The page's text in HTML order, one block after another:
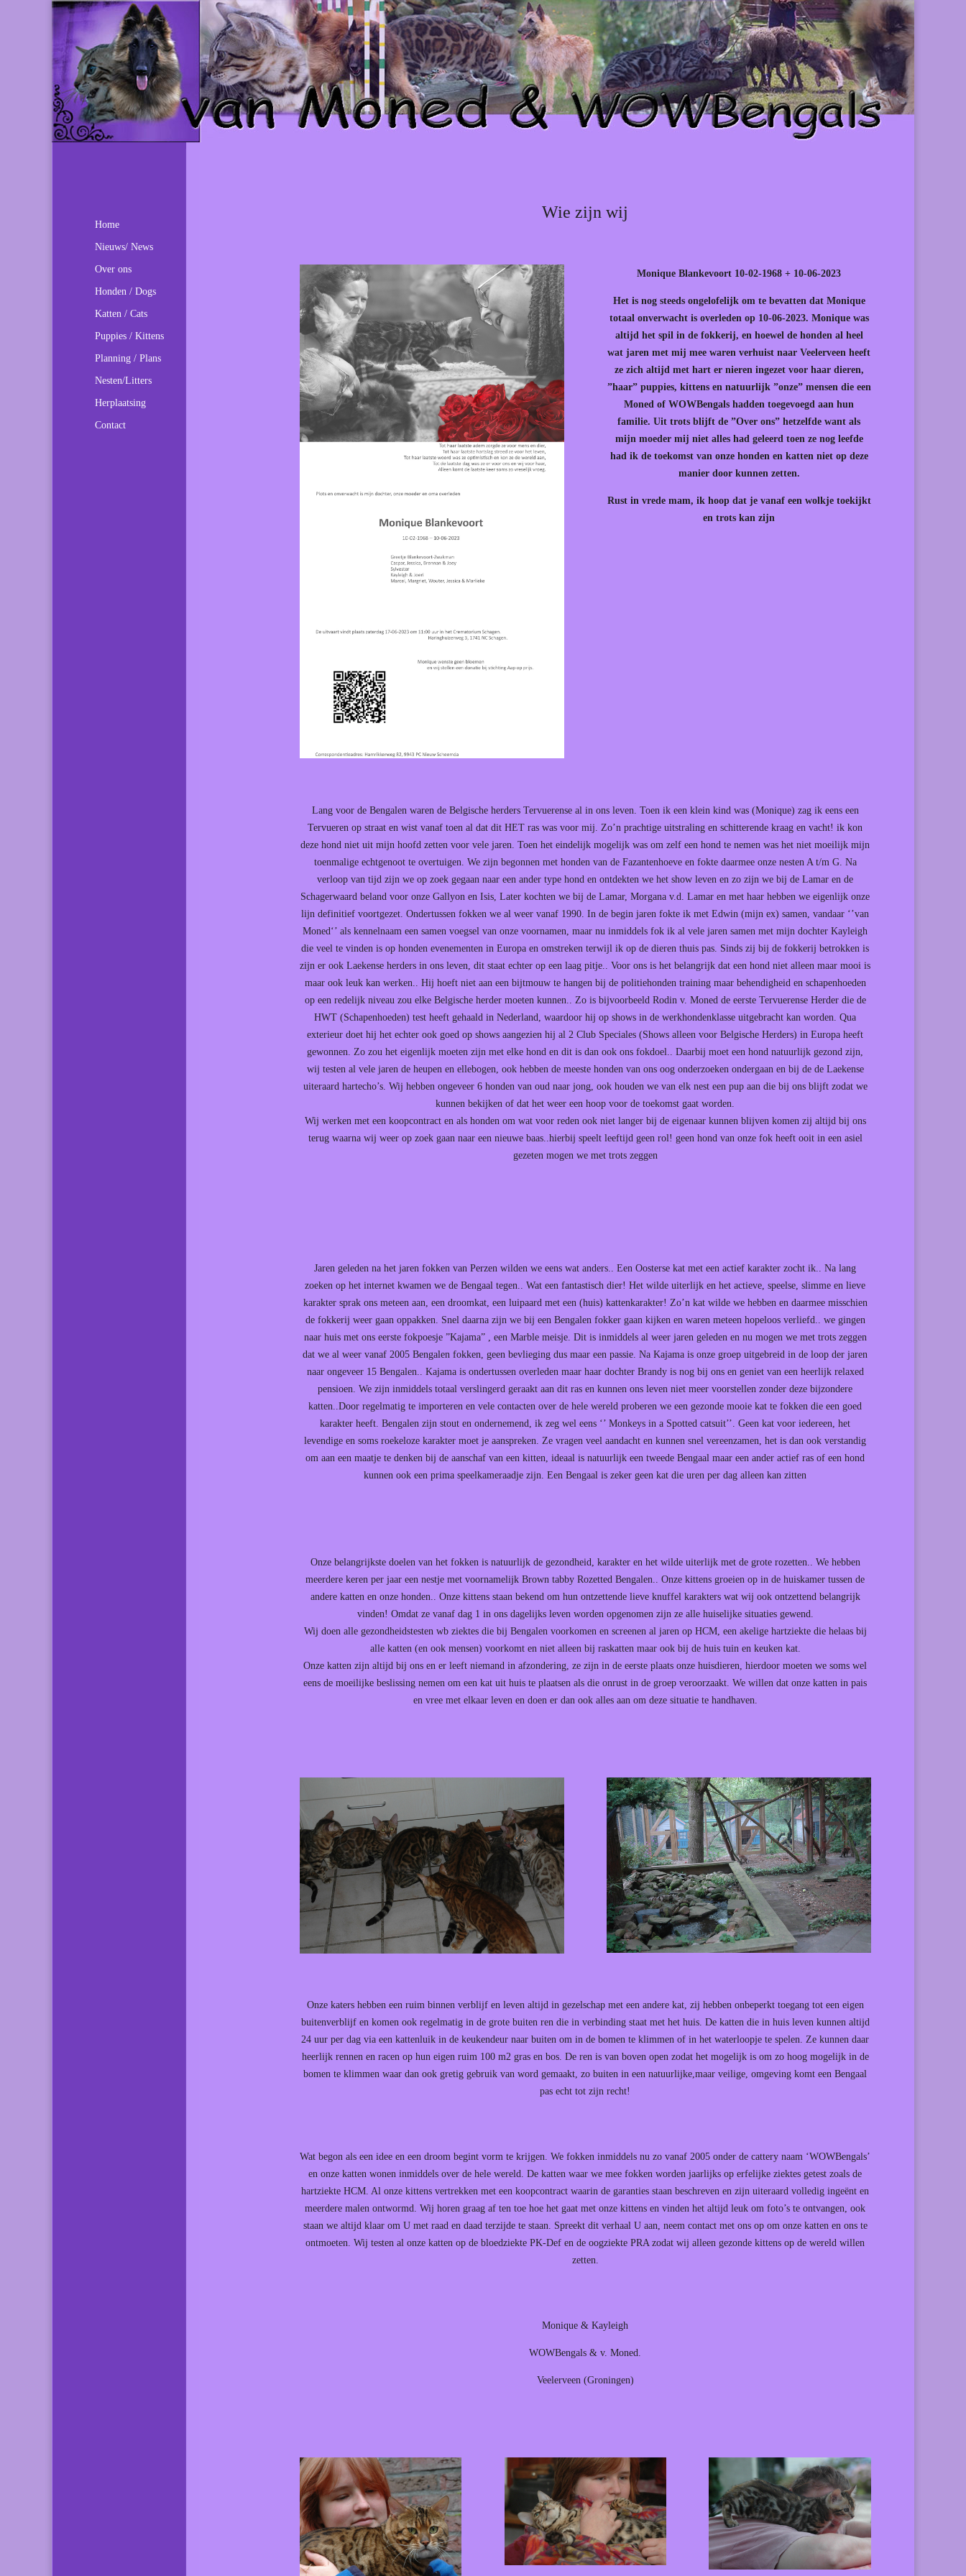
Home
Nieuws/ News
Over ons
Honden / Dogs
Katten / Cats
Puppies / Kittens
Planning / Plans
Nesten/Litters
Herplaatsing
Contact
Wie zijn wij
Monique Blankevoort 10-02-1968 + 10-06-2023
Het is nog steeds ongelofelijk om te bevatten dat Monique
totaal onverwacht is overleden op 10-06-2023. Monique was
altijd het spil in de fokkerij, en hoewel de honden al heel
wat jaren met mij mee waren verhuist naar Veelerveen heeft
ze zich altijd met hart er nieren ingezet voor haar dieren,
”haar” puppies, kittens en natuurlijk ”onze” mensen die een
Moned of WOWBengals hadden toegevoegd aan hun
familie. Uit trots blijft de ”Over ons” hetzelfde want als
mijn moeder mij niet alles had geleerd toen ze nog leefde
had ik de toekomst van onze honden en katten niet op deze
manier door kunnen zetten.
Rust in vrede mam, ik hoop dat je vanaf een wolkje toekijkt
en trots kan zijn
Lang voor de Bengalen waren de Belgische herders Tervuerense al in ons leven. Toen ik een klein kind was (Monique) zag ik eens een
Tervueren op straat en wist vanaf toen al dat dit HET ras was voor mij. Zo’n prachtige uitstraling en schitterende kraag en vacht! ik kon
deze hond niet uit mijn hoofd zetten voor vele jaren. Toen het eindelijk mogelijk was om zelf een hond te nemen was het niet moeilijk mijn
toenmalige echtgenoot te overtuigen. We zijn begonnen met honden van de Fazantenhoeve en fokte daarmee onze nesten A t/m G. Na
verloop van tijd zijn we op zoek gegaan naar een ander type hond en ontdekten we het show leven en zo zijn we bij de Lamar en de
Schagerwaard beland voor onze Gallyon en Isis, Later kochten we bij de Lamar, Morgana v.d. Lamar en met haar hebben we eigenlijk onze
lijn definitief voortgezet. Ondertussen fokken we al weer vanaf 1990. In de begin jaren fokte ik met Edwin (mijn ex) samen, vandaar ‘’van
Moned‘’ als kennelnaam een samen voegsel van onze voornamen, maar nu inmiddels fok ik al vele jaren samen met mijn dochter Kayleigh
die veel te vinden is op honden evenementen in Europa en omstreken terwijl ik op de dieren thuis pas. Sinds zij bij de fokkerij betrokken is
zijn er ook Laekense herders in ons leven, dit staat echter op een laag pitje.. Voor ons is het belangrijk dat een hond niet alleen maar mooi is
maar ook leuk kan werken.. Hij hoeft niet aan een bijtmouw te hangen bij de politiehonden training maar behendigheid en schapenhoeden
op een redelijk niveau zou elke Belgische herder moeten kunnen.. Zo is bijvoorbeeld Rodin v. Moned de eerste Tervuerense Herder die de
HWT (Schapenhoeden) test heeft gehaald in Nederland, waardoor hij op shows in de werkhondenklasse uitgebracht kan worden. Qua
exterieur doet hij het echter ook goed op shows aangezien hij al 2 Club Speciales (Shows alleen voor Belgische Herders) in Europa heeft
gewonnen. Zo zou het eigenlijk moeten zijn met elke hond en dit is dan ook ons fokdoel.. Daarbij moet een hond natuurlijk gezond zijn,
wij testen al vele jaren de heupen en ellebogen, ook hebben de meeste honden van ons oog onderzoeken ondergaan en bij de de Laekense
uiteraard hartecho’s. Wij hebben ongeveer 6 honden van oud naar jong, ook houden we van elk nest een pup aan die bij ons blijft zodat we
kunnen bekijken of dat het weer een hoop voor de toekomst gaat worden.
Wij werken met een koopcontract en als honden om wat voor reden ook niet langer bij de eigenaar kunnen blijven komen zij altijd bij ons
terug waarna wij weer op zoek gaan naar een nieuwe baas..hierbij speelt leeftijd geen rol! geen hond van onze fok heeft ooit in een asiel
gezeten mogen we met trots zeggen
Jaren geleden na het jaren fokken van Perzen wilden we eens wat anders.. Een Oosterse kat met een actief karakter zocht ik.. Na lang
zoeken op het internet kwamen we de Bengaal tegen.. Wat een fantastisch dier! Het wilde uiterlijk en het actieve, speelse, slimme en lieve
karakter sprak ons meteen aan, een droomkat, een luipaard met een (huis) kattenkarakter! Zo’n kat wilde we hebben en daarmee misschien
de fokkerij weer gaan oppakken. Snel daarna zijn we bij een Bengalen fokker gaan kijken en waren meteen hopeloos verliefd.. we gingen
naar huis met ons eerste fokpoesje ”Kajama” , een Marble meisje. Dit is inmiddels al weer jaren geleden en nu mogen we met trots zeggen
dat we al weer vanaf 2005 Bengalen fokken, geen bevlieging dus maar een passie. Na Kajama is onze groep uitgebreid in de loop der jaren
naar ongeveer 15 Bengalen.. Kajama is ondertussen overleden maar haar dochter Brandy is nog bij ons en geniet van een heerlijk relaxed
pensioen. We zijn inmiddels totaal verslingerd geraakt aan dit ras en kunnen ons leven niet meer voorstellen zonder deze bijzondere
katten..Door regelmatig te importeren en vele contacten over de hele wereld proberen we een gezonde mooie kat te fokken die een goed
karakter heeft. Bengalen zijn stout en ondernemend, ik zeg wel eens ‘’ Monkeys in a Spotted catsuit’’. Geen kat voor iedereen, het
levendige en soms roekeloze karakter moet je aanspreken. Ze vragen veel aandacht en kunnen snel vereenzamen, het is dan ook verstandig
om aan een maatje te denken bij de aanschaf van een kitten, ideaal is natuurlijk een tweede Bengaal maar een ander actief ras of een hond
kunnen ook een prima speelkameraadje zijn. Een Bengaal is zeker geen kat die uren per dag alleen kan zitten
Onze belangrijkste doelen van het fokken is natuurlijk de gezondheid, karakter en het wilde uiterlijk met de grote rozetten.. We hebben
meerdere keren per jaar een nestje met voornamelijk Brown tabby Rozetted Bengalen.. Onze kittens groeien op in de huiskamer tussen de
andere katten en onze honden.. Onze kittens staan bekend om hun ontzettende lieve knuffel karakters wat wij ook ontzettend belangrijk
vinden! Omdat ze vanaf dag 1 in ons dagelijks leven worden opgenomen zijn ze alle huiselijke situaties gewend.
Wij doen alle gezondheidstesten wb ziektes die bij Bengalen voorkomen en screenen al jaren op HCM, een akelige hartziekte die helaas bij
alle katten (en ook mensen) voorkomt en niet alleen bij raskatten maar ook bij de huis tuin en keuken kat.
Onze katten zijn altijd bij ons en er leeft niemand in afzondering, ze zijn in de eerste plaats onze huisdieren, hierdoor moeten we soms wel
eens de moeilijke beslissing nemen om een kat uit huis te plaatsen als die onrust in de groep veroorzaakt. We willen dat onze katten in pais
en vree met elkaar leven en doen er dan ook alles aan om deze situatie te handhaven.
Onze katers hebben een ruim binnen verblijf en leven altijd in gezelschap met een andere kat, zij hebben onbeperkt toegang tot een eigen
buitenverblijf en komen ook regelmatig in de grote buiten ren die in verbinding staat met het huis. De katten die in huis leven kunnen altijd
24 uur per dag via een kattenluik in de keukendeur naar buiten om in de bomen te klimmen of in het waterloopje te spelen. Ze kunnen daar
heerlijk rennen en racen op hun eigen ruim 100 m2 gras en bos. De ren is van boven open zodat het mogelijk is om zo hoog mogelijk in de
bomen te klimmen waar dan ook gretig gebruik van word gemaakt, zo buiten in een natuurlijke,maar veilige, omgeving komt een Bengaal
pas echt tot zijn recht!
Wat begon als een idee en een droom begint vorm te krijgen. We fokken inmiddels nu zo vanaf 2005 onder de cattery naam ‘WOWBengals’
en onze katten wonen inmiddels over de hele wereld. De katten waar we mee fokken worden jaarlijks op erfelijke ziektes getest zoals de
hartziekte HCM. Al onze kittens vertrekken met een koopcontract waarin de garanties staan beschreven en zijn uiteraard volledig ingeënt en
meerdere malen ontwormd. Wij horen graag af ten toe hoe het gaat met onze kittens en vinden het altijd leuk om foto’s te ontvangen, ook
staan we altijd klaar om U met raad en daad terzijde te staan. Spreekt dit verhaal U aan, neem contact met ons op om onze katten en ons te
ontmoeten. Wij testen al onze katten op de bloedziekte PK-Def en de oogziekte PRA zodat wij alleen gezonde kittens op de wereld willen
zetten.
Monique & Kayleigh
WOWBengals & v. Moned.
Veelerveen (Groningen)